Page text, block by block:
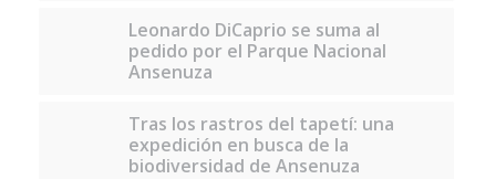
Leonardo DiCaprio se suma al
pedido por el Parque Nacional
Ansenuza
Tras los rastros del tapetí: una
expedición en busca de la
biodiversidad de Ansenuza